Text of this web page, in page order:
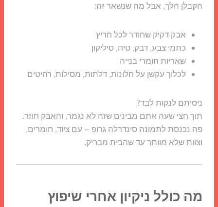
הקבלן הלך, אבל מה שנשאר זה:
אבק דקיק שחודר לכל חריץ
כתמי צבע, דבק, טיח, סיליקון
שאריות חומרי בנייה
לכלוך עקשן על חלונות, דלתות, מסילות, רהיטים
ניסיתם לנקות לבד?
תוך חצי שעה אתם מבינים שזה לא נגמר, והאבק חוזר.
פה נכנסת לתמונה סינדרלה גרופ – עם ציוד, חומרים,
וצוות שלא מוותר עד שהבית מבריק.
מה כולל ניקיון אחרי שיפוץ